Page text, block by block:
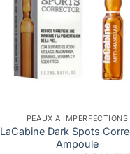
PEAUX À IMPERFECTIONS
LaCabine Dark Spots
Ampoule